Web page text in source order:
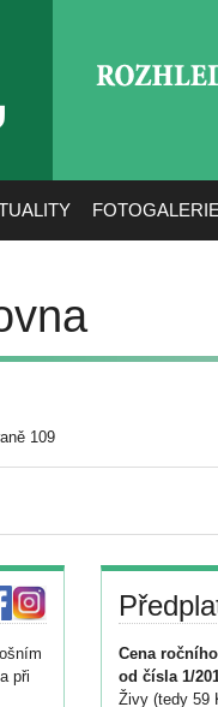
109
při
Cena
od čísla 1/
Živy (tedy 59